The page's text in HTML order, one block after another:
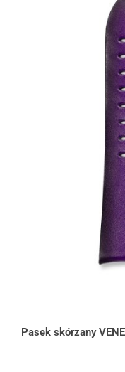
Pasek skórzany